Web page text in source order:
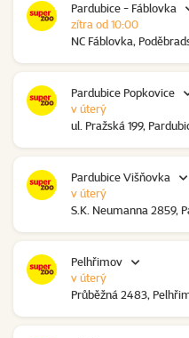
Pardubice - Fáblovka
NC Fáblovka,
zítra od 10:00
Pardubice Popkovice
ul. Pražská 199,
v úterý
Pardubice Višňovka
S.K. Neumanna 2859,
v úterý
Pelhřimov
Průběžná 2483,
v úterý